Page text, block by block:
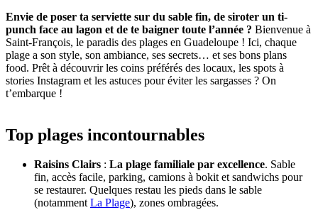
Envie de poser ta serviette sur du sable fin, de siroter un ti-
punch face au lagon et de te baigner toute l’année ? Bienvenue à
Saint-François, le paradis des plages en Guadeloupe ! Ici, chaque
plage a son style, son ambiance, ses secrets… et ses bons plans
food. Prêt à découvrir les coins préférés des locaux, les spots à
stories Instagram et les astuces pour éviter les sargasses ? On
t’embarque !
Top plages incontournables
Raisins Clairs : La plage familiale par excellence. Sable
fin, accès facile, parking, camions à bokit et sandwichs pour
se restaurer. Quelques restau les pieds dans le sable
(notammentLa Plage), zones ombragées.